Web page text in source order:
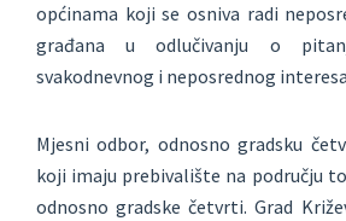
općinama koji se osniva radi
građana u odlučivanju o
svakodnevnog i neposrednog
Mjesni odbor, odnosno gradsku
koji imaju prebivalište na području
odnosno gradske četvrti. Grad